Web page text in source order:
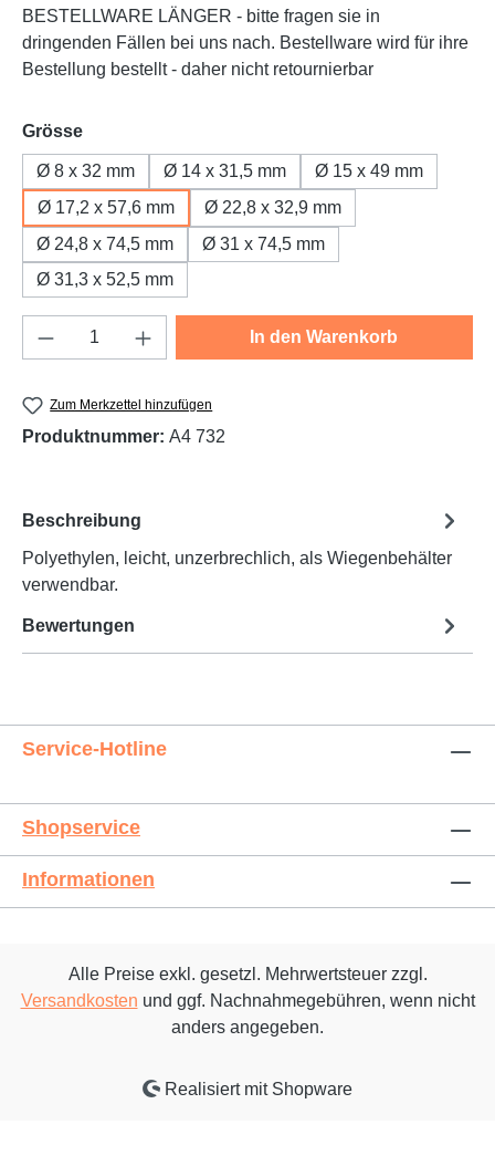
BESTELLWARE LÄNGER - bitte fragen sie in
dringenden Fällen bei uns nach. Bestellware wird für ihre
Bestellung bestellt - daher nicht retournierbar
Grösseauswählen
Ø 8 x 32 mm Ø 14 x 31,5 mm
Ø 15 x 49 mm
Ø 17,2 x 57,6 mm
Ø 22,8 x 32,9 mm
Ø 24,8 x 74,5 mm
Ø 31 x 74,5 mm
Ø 31,3 x 52,5 mm
Produkt Anzahl: Gib den gewünschten
In den Warenkorb
Zum Merkzettel hinzufügen
Produktnummer: A4 732
Beschreibung
Polyethylen, leicht, unzerbrechlich, als Wiegenbehälter
verwendbar.
Bewertungen
Service-Hotline
Shopservice
Informationen
Alle Preise exkl. gesetzl. Mehrwertsteuer zzgl.
Versandkosten und ggf. Nachnahmegebühren, wenn nicht
anders angegeben.
Realisiert mit Shopware